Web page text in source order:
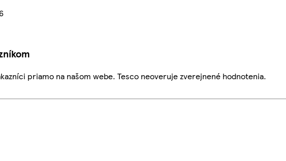
priamo na našom webe. Tesco neoveruje zverejnené hodnotenia.